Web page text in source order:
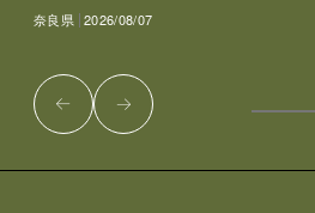
奈良県 2026/08/07